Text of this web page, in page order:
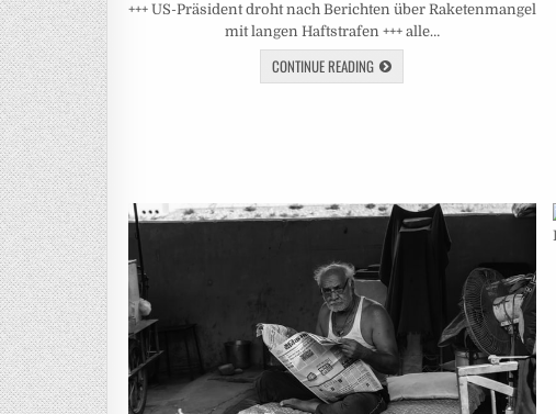
+++ US-Präsident droht nach Berichten über Raketenmangel
mit langen Haftstrafen +++ alle…
CONTINUE READING